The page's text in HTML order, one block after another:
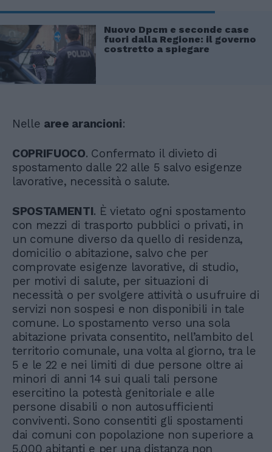
Nuovo Dpcm e seconde case
fuori dalla Regione: il governo
costretto a spiegare
Nelle aree arancioni:
COPRIFUOCO. Confermato il divieto di
spostamento dalle 22 alle 5 salvo esigenze
lavorative, necessità o salute.
SPOSTAMENTI. È vietato ogni spostamento
con mezzi di trasporto pubblici o privati, in
un comune diverso da quello di residenza,
domicilio o abitazione, salvo che per
comprovate esigenze lavorative, di studio,
per motivi di salute, per situazioni di
necessità o per svolgere attività o usufruire di
servizi non sospesi e non disponibili in tale
comune. Lo spostamento verso una sola
abitazione privata consentito, nell’ambito del
territorio comunale, una volta al giorno, tra le
5 e le 22 e nei limiti di due persone oltre ai
minori di anni 14 sui quali tali persone
esercitino la potestà genitoriale e alle
persone disabili o non autosufficienti
conviventi. Sono consentiti gli spostamenti
dai comuni con popolazione non superiore a
5.000 abitanti e per una distanza non